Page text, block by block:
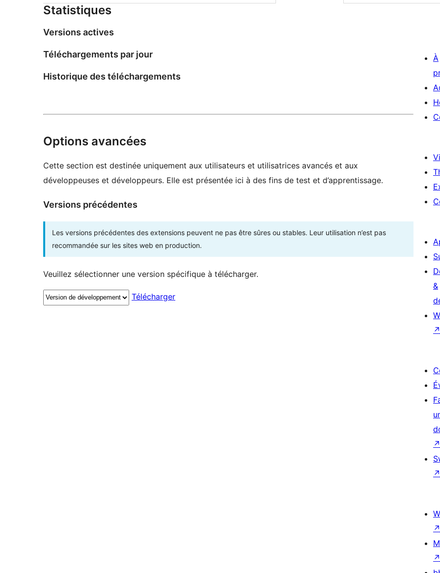
Statistiques
Versions actives
Téléchargements par jour
Historique des téléchargements
Options avancées
Cette section est destinée uniquement aux utilisateurs et utilisatrices avancés et aux
développeuses et développeurs. Elle est présentée ici à des fins de test et d’apprentissage.
Versions précédentes
Les versions précédentes des extensions peuvent ne pas être sûres ou stables. Leur utilisation n’est pas
recommandée sur les sites web en production.
Veuillez sélectionner une version spécifique à télécharger.
Télécharger
À
&
↗
↗
↗
↗
↗